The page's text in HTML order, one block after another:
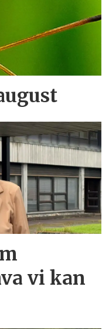
vi kan